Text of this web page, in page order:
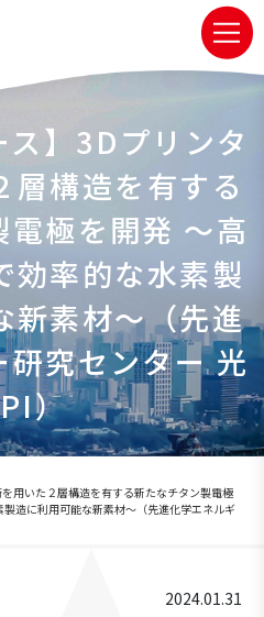
ス】3Dプリンタ
層構造を有する
極を開発 ～高
効率的な水素製
新素材～（先進
究センター 光
）
用いた２層構造を有する新たなチタン製電極
造に利用可能な新素材～（先進化学エネルギ
2024.01.31